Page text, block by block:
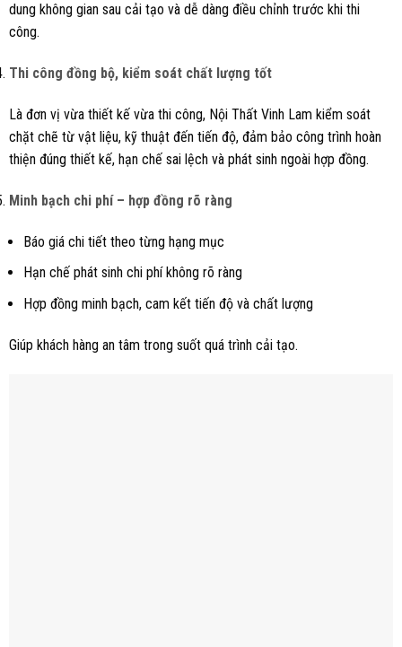
dung không gian sau cải tạo và dễ dàng điều chỉnh trước khi thi
công.
Thi công đồng bộ, kiểm soát chất lượng tốt
Là đơn vị vừa thiết kế vừa thi công, Nội Thất Vinh Lam kiểm soát
chặt chẽ từ vật liệu, kỹ thuật đến tiến độ, đảm bảo công trình hoàn
thiện đúng thiết kế, hạn chế sai lệch và phát sinh ngoài hợp đồng.
Minh bạch chi phí – hợp đồng rõ ràng
Báo giá chi tiết theo từng hạng mục
Hạn chế phát sinh chi phí không rõ ràng
Hợp đồng minh bạch, cam kết tiến độ và chất lượng
Giúp khách hàng an tâm trong suốt quá trình cải tạo.